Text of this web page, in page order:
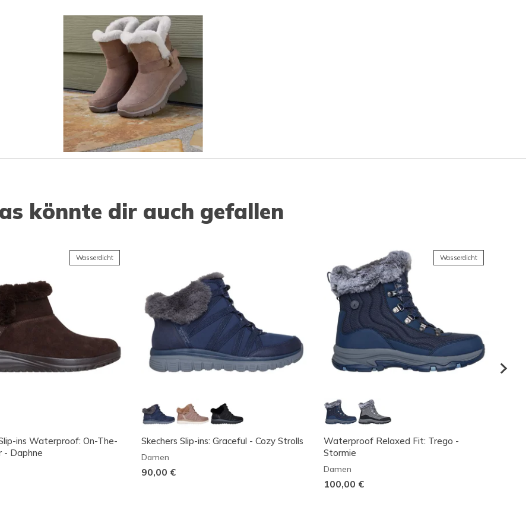
könnte dir auch gefallen
Wasserdicht
ins Waterproof: On-The-
- Daphne
Skechers Slip-ins: Graceful - Cozy Strolls
Damen
90,00 €
Wasserdicht
Waterproof Relaxed Fit: Trego -
Stormie
Damen
100,00 €